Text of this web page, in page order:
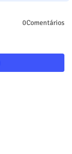
0Comentários